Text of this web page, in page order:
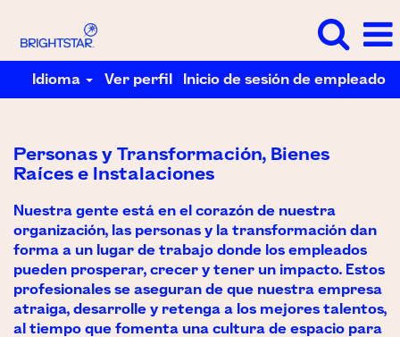
Idioma Ver perfil Inicio de sesión de empleado
Transformación,
Bienes
Instalaciones
Personas y Transformación, Bienes
Raíces e Instalaciones
Nuestra gente está en el corazón de nuestra
organización, las personas y la transformación dan
forma a un lugar de trabajo donde los empleados
pueden prosperar, crecer y tener un impacto. Estos
profesionales se aseguran de que nuestra empresa
atraiga, desarrolle y retenga a los mejores talentos,
al tiempo que fomenta una cultura de espacio para